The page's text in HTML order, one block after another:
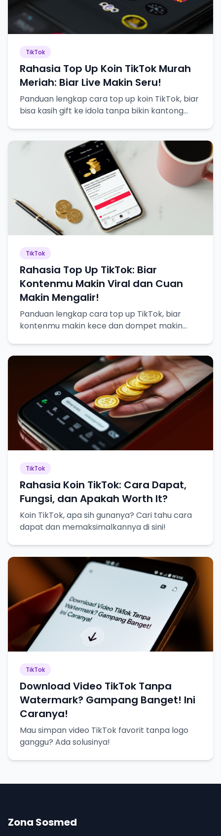
TikTok
Rahasia Top Up Koin TikTok Murah
Meriah: Biar Live Makin Seru!
Panduan lengkap cara top up koin TikTok, biar
bisa kasih gift ke idola tanpa bikin kantong
TikTok
Rahasia Top Up TikTok: Biar
Kontenmu Makin Viral dan Cuan
Makin Mengalir!
Panduan lengkap cara top up TikTok, biar
kontenmu makin kece dan dompet makin
TikTok
Rahasia Koin TikTok: Cara Dapat,
Fungsi, dan Apakah Worth It?
Koin TikTok, apa sih gunanya? Cari tahu cara
dapat dan memaksimalkannya di sini!
TikTok
Download Video TikTok Tanpa
Watermark? Gampang Banget! Ini
Caranya!
Mau simpan video TikTok favorit tanpa logo
ganggu? Ada solusinya!
Zona Sosmed